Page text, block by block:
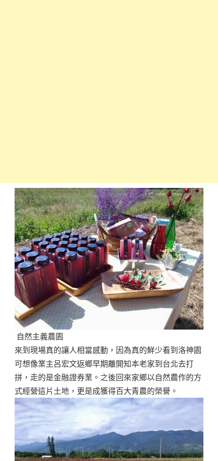
自然主義農園
來到現場真的讓人相當感動，因為真的鮮少看到洛神園
可想像業主呂宏文返鄉早期離開知本老家到台北去打
拼，走的是金融證券業。之後回來家鄉以自然農作的方
式經營這片土地，更是成獲得百大青農的榮譽。